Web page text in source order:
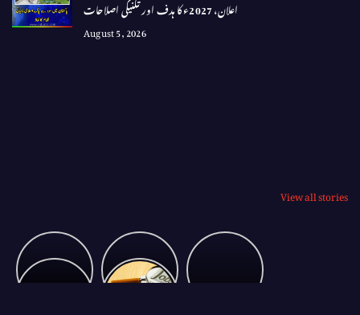
اعلان، 2027ء کا ہدف اور تکنیکی اصلاحات
August 5, 2026
View all stories
Glimpse
of
Cricket
بشیر
بلور
پشاور
Ambani
showing
Vantra
Pakistan
U-